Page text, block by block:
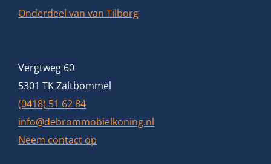
Onderdeel van van Tilborg
Vergtweg 60
5301 TK Zaltbommel
(0418) 51 62 84
info@debrommobielkoning.nl
Neem contact op